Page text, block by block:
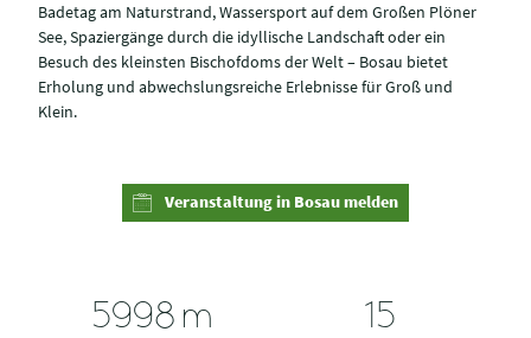
Badetag am Naturstrand, Wassersport auf dem Großen Plöner
See, Spaziergänge durch die idyllische Landschaft oder ein
Besuch des kleinsten Bischofdoms der Welt – Bosau bietet
Erholung und abwechslungsreiche Erlebnisse für Groß und
Klein.
Veranstaltung in Bosau melden
6000 m 15